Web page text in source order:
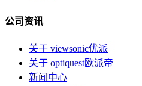
公司资讯
关于 viewsonic优派
关于 optiquest欧派帝
新闻中心